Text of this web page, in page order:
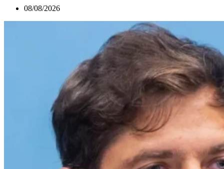
08/08/2026